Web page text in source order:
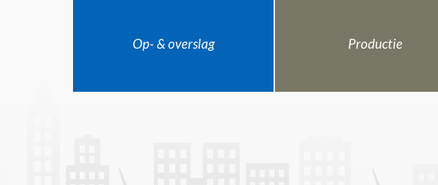
Op- & overslag Productie